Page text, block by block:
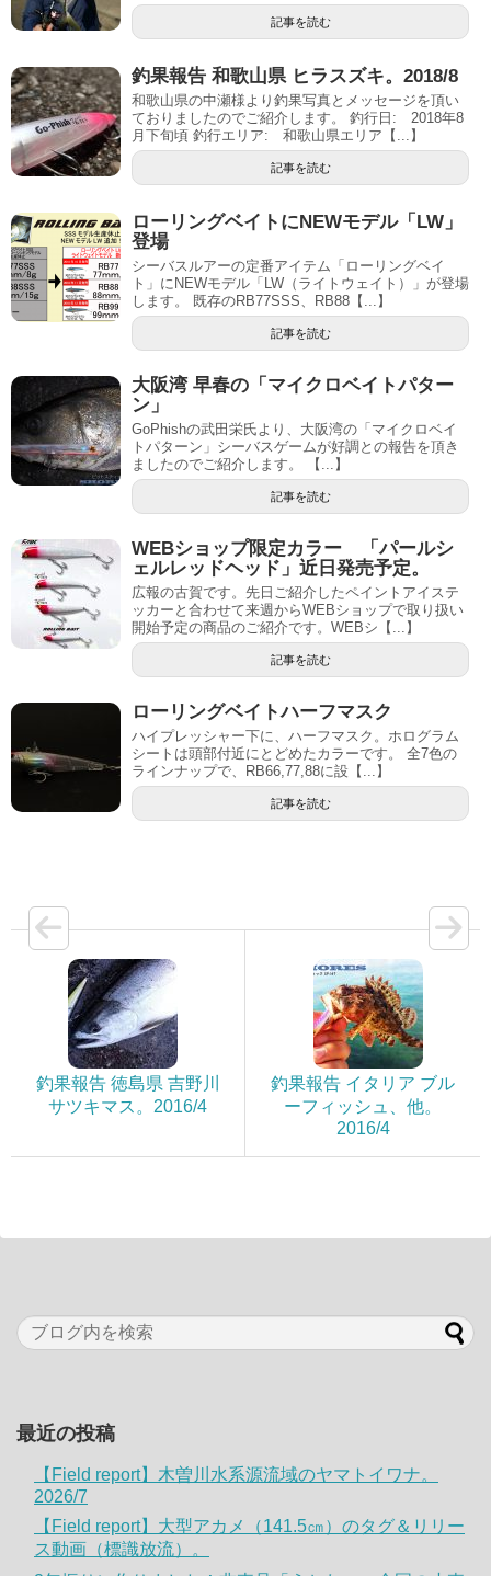
記事を読む
釣果報告 和歌山県 ヒラスズキ。2018/8
和歌山県の中瀬様より釣果写真とメッセージを頂い
ておりましたのでご紹介します。 釣行日: 2018年8
月下旬頃 釣行エリア: 和歌山県エリア【...】
記事を読む
ローリングベイトにNEWモデル「LW」
登場
シーバスルアーの定番アイテム「ローリングベイ
ト」にNEWモデル「LW（ライトウェイト）」が登場
します。 既存のRB77SSS、RB88【...】
記事を読む
大阪湾 早春の「マイクロベイトパター
ン」
GoPhishの武田栄氏より、大阪湾の「マイクロベイ
トパターン」シーバスゲームが好調との報告を頂き
ましたのでご紹介します。 【...】
記事を読む
WEBショップ限定カラー 「パールシ
ェルレッドヘッド」近日発売予定。
広報の古賀です。先日ご紹介したペイントアイステ
ッカーと合わせて来週からWEBショップで取り扱い
開始予定の商品のご紹介です。WEBシ【...】
記事を読む
ローリングベイトハーフマスク
ハイプレッシャー下に、ハーフマスク。ホログラム
シートは頭部付近にとどめたカラーです。 全7色の
ラインナップで、RB66,77,88に設【...】
記事を読む
釣果報告 徳島県 吉野川
サツキマス。2016/4
釣果報告 イタリア ブル
ーフィッシュ、他。
2016/4
最近の投稿
【Field report】木曽川水系源流域のヤマトイワナ。
2026/7
【Field report】大型アカメ（141.5㎝）のタグ＆リリー
ス動画（標識放流）。